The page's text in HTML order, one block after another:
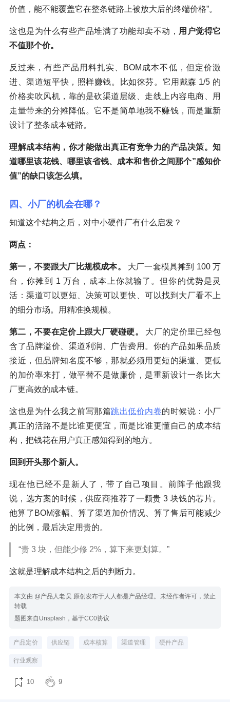
价值，能不能覆盖它在整条链路上被放大后的终端价格”。
这也是为什么有些产品堆满了功能却卖不动， 用户觉得它
不值那个价。
反过来，有些产品用料扎实、BOM成本不低，但定价激
进、渠道短平快，照样赚钱。比如徕芬。它用戴森 1/5 的
价格卖吹风机，靠的是砍渠道层级、走线上内容电商、用
走量带来的分摊降低。它不是简单地我不赚钱，而是重新
设计了整条成本链路。
理解成本结构，你才能做出真正有竞争力的产品决策。知
道哪里该花钱、哪里该省钱、成本和售价之间那个”感知价
值”的缺口该怎么填。
四、小厂的机会在哪？
知道这个结构之后，对中小硬件厂有什么启发？
两点：
第一，不要跟大厂比规模成本。
大厂一套模具摊到 100 万
台，你摊到 1 万台，成本上你就输了。但你的优势是灵
活：渠道可以更短、决策可以更快、可以找到大厂看不上
的细分市场。用精准换规模。
第二，不要在定价上跟大厂硬碰硬。
大厂的定价里已经包
含了品牌溢价、渠道利润、广告费用。你的产品如果品质
接近，但品牌知名度不够，那就必须用更短的渠道、更低
的加价率来打，做平替不是做廉价，是重新设计一条比大
厂更高效的成本链。
这也是为什么我之前写那篇跳出低价内卷的时候说：小厂
真正的活路不是比谁更便宜，而是比谁更懂自己的成本结
构，把钱花在用户真正感知得到的地方。
回到开头那个新人。
现在他已经不是新人了，带了自己项目。前阵子他跟我
说，选方案的时候，供应商推荐了一颗贵 3 块钱的芯片。
他算了BOM涨幅、算了渠道加价情况、算了售后可能减少
的比例，最后决定用贵的。
“贵 3 块，但能少修 2%，算下来更划算。”
这就是理解成本结构之后的判断力。
本文由 @产品人老吴 原创发布于人人都是产品经理。未经作者许可，禁止
转载
题图来自Unsplash，基于CC0协议
产品定价 供应链 成本核算 渠道管理 硬件产品
行业观察
10 9